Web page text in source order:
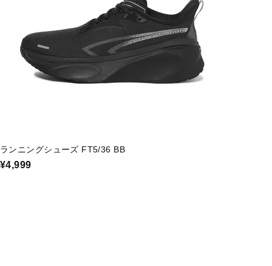
ランニングシューズ FT5/36 BB
¥4,999